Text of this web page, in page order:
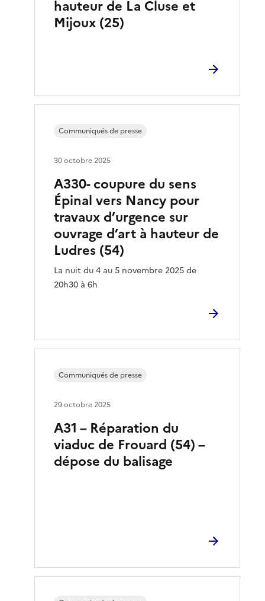
hauteur de La Cluse et
Mijoux (25)
A330- coupure du sens
Épinal vers Nancy pour
travaux d’urgence sur
ouvrage d’art à hauteur de
Ludres (54)
La nuit du 4 au 5 novembre 2025 de
20h30 à 6h
Communiqués de presse
30 octobre 2025
A31 – Réparation du
viaduc de Frouard (54) –
dépose du balisage
Communiqués de presse
29 octobre 2025